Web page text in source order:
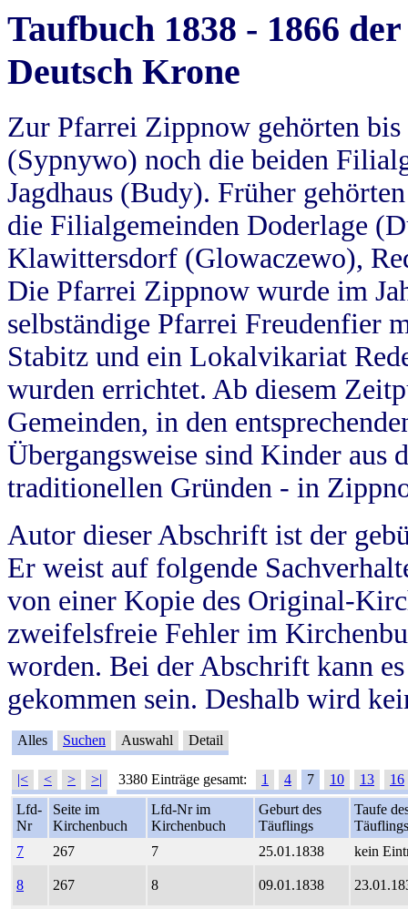
Taufbuch 1838 - 1866
Deutsch Krone
Zur Pfarrei Zippnow gehörten
(Sypnywo) noch die beiden
Jagdhaus (Budy). Früher
die Filialgemeinden Doderlage
Klawittersdorf (Glowaczewo),
Die Pfarrei Zippnow wurde im
selbständige Pfarrei Freudenfier
Stabitz und ein Lokalvikariat
wurden errichtet. Ab diesem
Gemeinden, in den
Übergangsweise sind Kinder aus
traditionellen Gründen - in
Autor dieser Abschrift ist der
Er weist auf folgende
von einer Kopie des Original-
zweifelsfreie Fehler im
worden. Bei der Abschrift kann
gekommen sein. Deshalb wird
Alles Suchen Auswahl Detail
|< < > >| 3380 Einträge gesamt: 1 4 7 10 13
16
Lfd-
Nr
Seite im
Kirchenbuch
Lfd-Nr im
Kirchenbuch
Geburt des
Täuflings
Taufe
Täuflings
7
267 7 25.01.1838 kein
8 267 8 09.01.1838